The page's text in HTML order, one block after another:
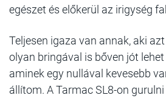
egészet és előkerül az irigység
Teljesen igaza van annak, aki
olyan bringával is bőven jót
aminek egy nullával kevesebb
állítom. A Tarmac SL8-on